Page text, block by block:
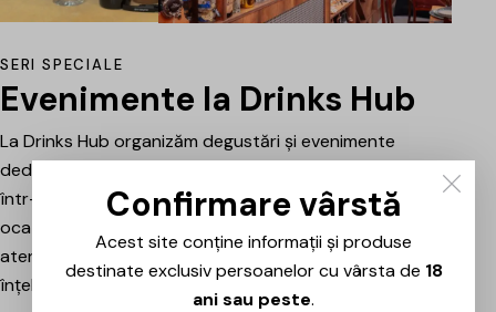
SERI SPECIALE
Evenimente la Drinks Hub
La Drinks Hub organizăm degustări și evenimente
dedicate celor care vor să descopere băuturi bune
într-o atmosferă relaxată. Fiecare întâlnire este o
ocazie de a explora vinuri, spumante sau alte băuturi
atent alese, prezentate și explicate pe scurt pentru a
înțelege mai bine stilul, originea și caracterul fiecăruia.
Confirmare vârstă
Acest site conține informații și produse
destinate exclusiv persoanelor cu vârsta de 18
ani sau peste.